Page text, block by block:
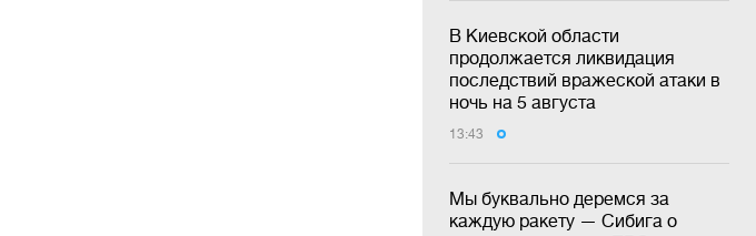
В Киевской области
продолжается ликвидация
последствий вражеской атаки в
ночь на 5 августа
13:43
Мы буквально деремся за
каждую ракету — Сибига о